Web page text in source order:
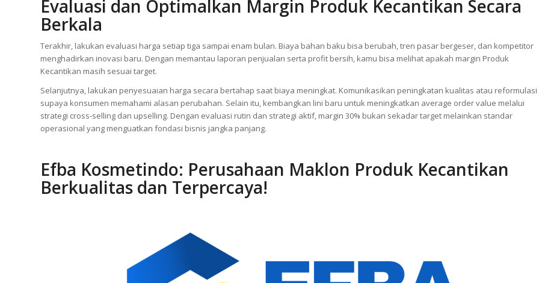
Kecantikan secara terukur.
Evaluasi dan Optimalkan Margin Produk Kecantikan Secara
Berkala
Terakhir, lakukan evaluasi harga setiap tiga sampai enam bulan. Biaya bahan baku bisa berubah, tren pasar bergeser, dan kompetitor
menghadirkan inovasi baru. Dengan memantau laporan penjualan serta profit bersih, kamu bisa melihat apakah margin Produk
Kecantikan masih sesuai target.
Selanjutnya, lakukan penyesuaian harga secara bertahap saat biaya meningkat. Komunikasikan peningkatan kualitas atau reformulasi
operasional yang menguatkan fondasi bisnis jangka panjang.
Berkualitas dan Terpercaya!